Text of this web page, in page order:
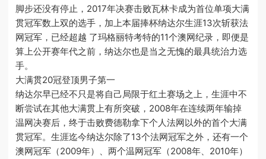
脚步还没有停止，2017年决赛击败瓦林卡成为首位单项大满
贯冠军数上双的选手，加上本届捧杯纳达尔生涯13次斩获法
网冠军，已经超越 了玛格丽特考特的11个澳网纪录，即便是
算上公开赛年代之前，纳达尔也是当之无愧的最具统治力选
手。
大满贯20冠登顶男子第一
纳达尔早已经不只是将自己局限于红土赛场之上，生涯中不
断尝试在其他大满贯上有所突破，2008年在连续两年输掉
温网决赛后，终于击败费德勒拿下个人法网以外的首个大满
贯冠军。生涯迄今纳达尔除了13个法网冠军之外，还有一个
澳网冠军（2009年）、两个温网冠军（2008年、2010年）